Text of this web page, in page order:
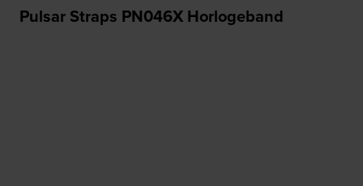
Pulsar Straps PN046X Horlogeband